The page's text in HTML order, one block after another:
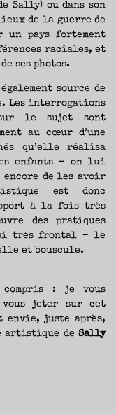
Sally) ou dans son
de la guerre de
un pays fortement
raciales, et
ses photos.
source de
Les interrogations
le sujet sont
au cœur d’une
qu’elle réalisa
enfants – on lui
de les avoir
est donc
à la fois très
des pratiques
très frontal – le
et bouscule.
compris : je vous
vous jeter sur cet
envie, juste après,
artistique deSally